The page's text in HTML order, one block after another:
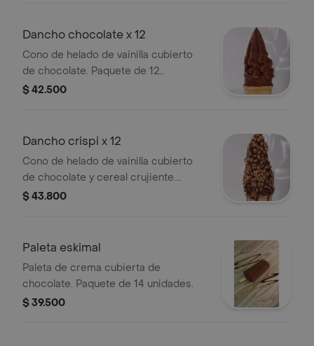
Dancho chocolate x 12
Cono de helado de vainilla cubierto
de chocolate. Paquete de 12
unidades.
$ 42.500
Dancho crispi x 12
Cono de helado de vainilla cubierto
de chocolate y cereal crujiente.
Incluye 12 unidades.
$ 43.800
Paleta eskimal
Paleta de crema cubierta de
chocolate. Paquete de 14 unidades.
$ 39.500